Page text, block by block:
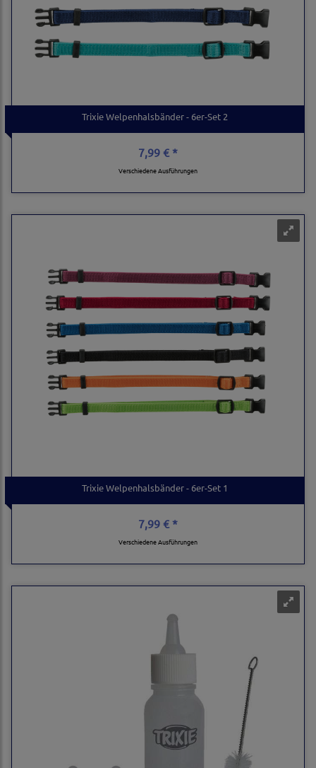
Trixie Welpenhalsbänder - 6er-Set 2
7,99 € *
Verschiedene Ausführungen
Trixie Welpenhalsbänder - 6er-Set 1
7,99 € *
Verschiedene Ausführungen